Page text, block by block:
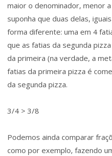
maior o denominador, menor
suponha que duas delas,
forma diferente: uma em 4
que as fatias da segunda
da primeira (na verdade, a
fatias da primeira pizza é
da segunda pizza.
3/4 > 3/8
Podemos ainda comparar
como por exemplo, fazendo